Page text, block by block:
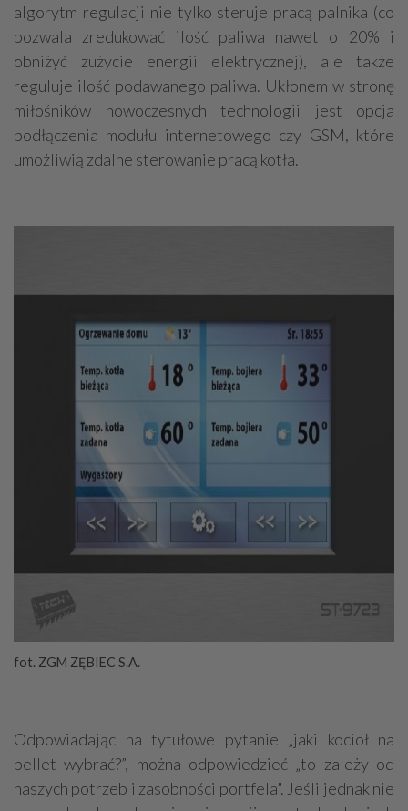
algorytm regulacji nie tylko steruje pracą palnika (co
pozwala zredukować ilość paliwa nawet o 20% i
obniżyć zużycie energii elektrycznej), ale także
reguluje ilość podawanego paliwa. Ukłonem w stronę
miłośników nowoczesnych technologii jest opcja
podłączenia modułu internetowego czy GSM, które
umożliwią zdalne sterowanie pracą kotła.
fot. ZGM ZĘBIEC S.A.
Odpowiadając na tytułowe pytanie „jaki kocioł na
pellet wybrać?”, można odpowiedzieć „to zależy od
naszych potrzeb i zasobności portfela”. Jeśli jednak nie